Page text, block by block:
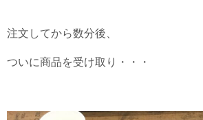
注文してから数分後、
ついに商品を受け取り・・・